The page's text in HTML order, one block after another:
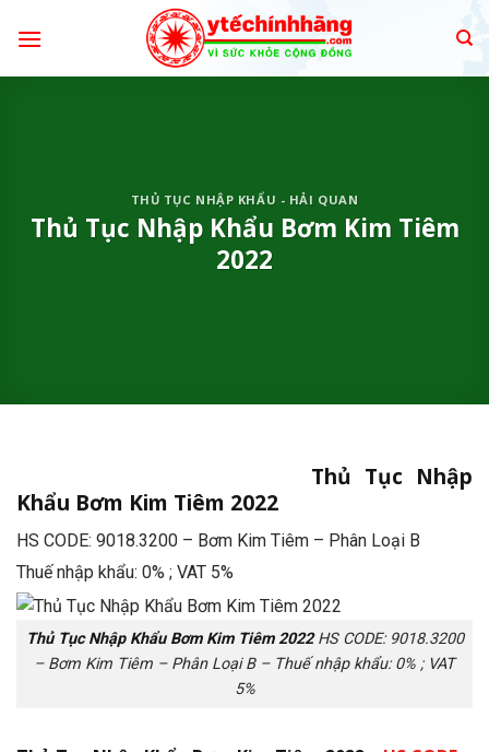
THỦ TỤC NHẬP KHẨU - HẢI QUAN
Thủ Tục Nhập Khẩu Bơm Kim Tiêm
2022
Thủ Tục Nhập
Khẩu Bơm Kim Tiêm 2022
HS CODE: 9018.3200 – Bơm Kim Tiêm – Phân Loại B
Thuế nhập khẩu: 0% ; VAT 5%
Thủ Tục Nhập Khẩu Bơm Kim Tiêm 2022HS CODE: 9018.3200
– Bơm Kim Tiêm – Phân Loại B – Thuế nhập khẩu: 0% ; VAT
5%